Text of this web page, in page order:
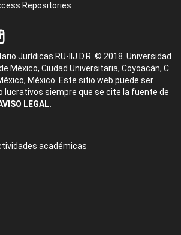
Repositories
Jurídicas RU-IIJ D.R. © 2018. Universidad
México, Ciudad Universitaria, Coyoacán, C.
México. Este sitio web puede ser
lucrativos siempre que se cite la fuente de
LEGAL.
académicas